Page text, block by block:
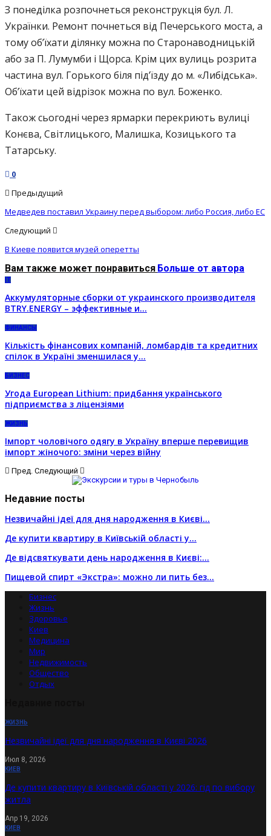
З понеділка розпочнеться реконструкція бул. Л.
Українки. Ремонт почнеться від Печерського моста, а
тому об’їхати ділянку можна по Старонаводницькій
або за П. Лумумби і Щорса. Крім цих вулиць розрита
частина вул. Горького біля під’їзду до м. «Либідська».
Об’їхати цей відрізок можна по вул. Боженко.
Також сьогодні через ярмарки перекриють вулиці
Конєва, Світлицького, Малишка, Козицького та
Татарську.
0
Предыдущий
Медведев поставил Украину перед выбором: либо Россия, либо ЕС
Следующий
В Киеве появится музей оперетты
Вам также может понравиться Больше от автора
Аккумуляторные сборки от украинского производителя
BTRY.ENERGY – эффективные и…
ФИНАНСЫ
Кількість фінансових компаній, ломбардів та кредитних
спілок в Україні зменшилася у…
БИЗНЕС
Угода European Lithium: придбання українського
підприємства з ліцензіями
ЖИЗНЬ
Імпорт чоловічого одягу в Україну вперше перевищив
імпорт жіночого: зміни через війну
Пред. Следующий
Недавние посты
Незвичайні ідеї для дня народження в Києві…
Де купити квартиру в Київській області у…
Де відсвяткувати день народження в Києві:…
Пищевой спирт «Экстра»: можно ли пить без…
Бизнес
Жизнь
Здоровье
Киев
Медицина
Мир
Недвижимость
Общество
Отдых
ЖИЗНЬ
Незвичайні ідеї для дня народження в Києві 2026
Июл 8, 2026
КИЕВ
Де купити квартиру в Київській області у 2026: гід по вибору
житла
Апр 19, 2026
КИЕВ